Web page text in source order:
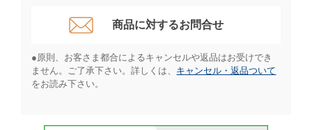
商品に対するお問合せ​
●原則、お客さま都合によるキャンセルや返品はお受けでき
ません。ご了承下さい。詳しくは、 キャンセル・返品ついて
をお読み下さい。​